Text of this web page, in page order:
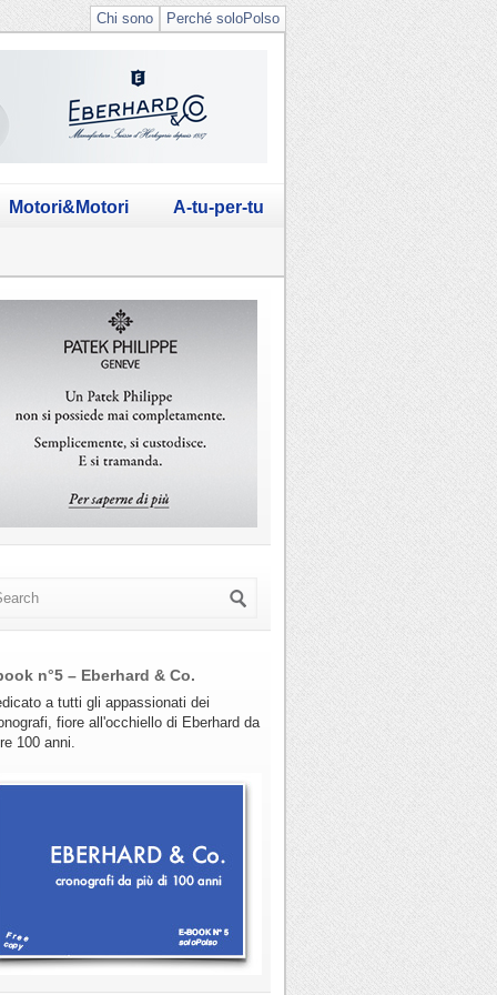
Perché soloPolso
Chi sono
Motori&Motori A-tu-per-tu
n°5 – Eberhard & Co.
a tutti gli appassionati dei
fiore all'occhiello di Eberhard da
100 anni.